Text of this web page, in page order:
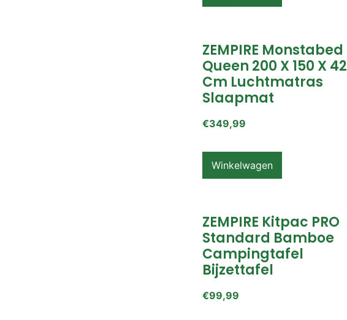
ZEMPIRE Monstabed
Queen 200 X 150 X 42
Cm Luchtmatras
Slaapmat
€349,99
Winkelwagen
ZEMPIRE Kitpac PRO
Standard Bamboe
Campingtafel
Bijzettafel
€99,99